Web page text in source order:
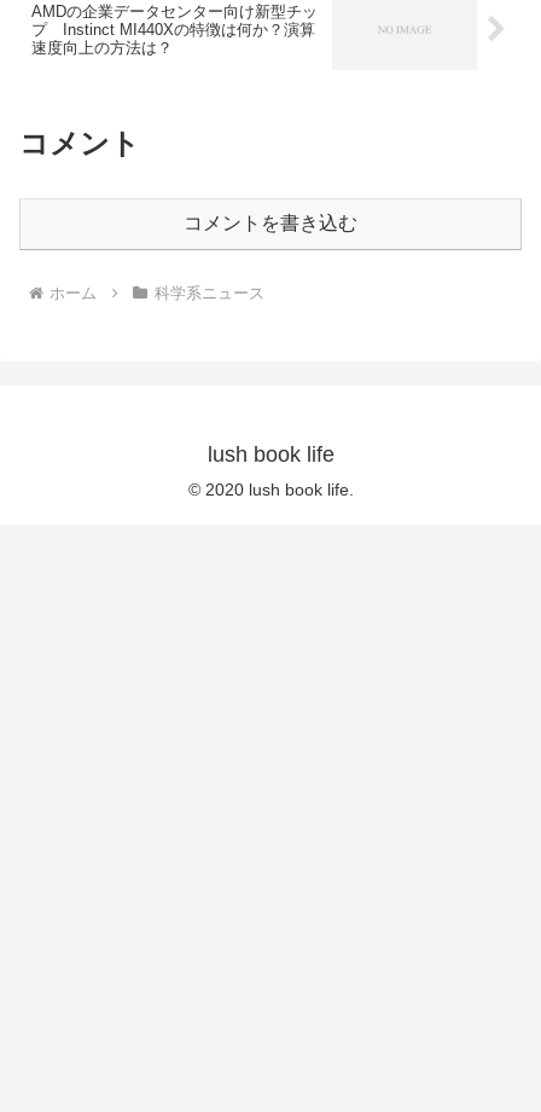
AMDの企業データセンター向け新型チッ
プ Instinct MI440Xの特徴は何か？演算
速度向上の方法は？
コメント
コメントを書き込む
ホーム 科学系ニュース
lush book life
© 2020 lush book life.